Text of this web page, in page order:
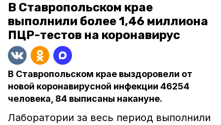
В Ставропольском крае
выполнили более 1,46 миллиона
ПЦР-тестов на коронавирус
В Ставропольском крае выздоровели от
новой коронавирусной инфекции 46254
человека, 84 выписаны накануне.
Лаборатории за весь период выполнили